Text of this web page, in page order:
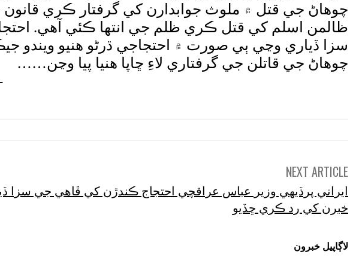
چوهاڻ جي قتل ۾ ملوث جوابدارن کي گرفتار ڪري
ظالمن اسلم کي قتل ڪري ظلم جي انتها ڪئي آهي.
سزا ڏياري وڃي ٻي صورت ۾ احتجاجي ڌرڻو هنيو ويندو
چوهاڻ جي قاتلن جي گرفتاري لاءِ ڇاپا هنيا پيا وڃن……
-
NEXT ARTICLE
ايراني پرڏيهي وزير عباس عراقچي احتجاج ڪندڙن کي ڦاھي جي سزا
خبرن کي رد ڪري ڇڏيو
لاڳاپيل خبرون